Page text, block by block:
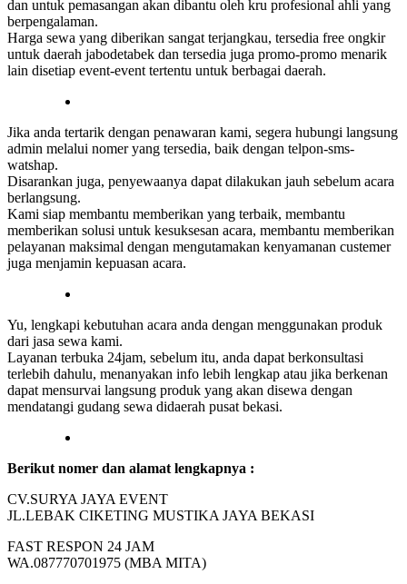
dan untuk pemasangan akan dibantu oleh kru profesional ahli yang
berpengalaman.
Harga sewa yang diberikan sangat terjangkau, tersedia free ongkir
untuk daerah jabodetabek dan tersedia juga promo-promo menarik
lain disetiap event-event tertentu untuk berbagai daerah.
Jika anda tertarik dengan penawaran kami, segera hubungi langsung
admin melalui nomer yang tersedia, baik dengan telpon-sms-
watshap.
Disarankan juga, penyewaanya dapat dilakukan jauh sebelum acara
berlangsung.
Kami siap membantu memberikan yang terbaik, membantu
memberikan solusi untuk kesuksesan acara, membantu memberikan
pelayanan maksimal dengan mengutamakan kenyamanan custemer
juga menjamin kepuasan acara.
Yu, lengkapi kebutuhan acara anda dengan menggunakan produk
dari jasa sewa kami.
Layanan terbuka 24jam, sebelum itu, anda dapat berkonsultasi
terlebih dahulu, menanyakan info lebih lengkap atau jika berkenan
dapat mensurvai langsung produk yang akan disewa dengan
mendatangi gudang sewa didaerah pusat bekasi.
Berikut nomer dan alamat lengkapnya :
CV.SURYA JAYA EVENT
JL.LEBAK CIKETING MUSTIKA JAYA BEKASI
FAST RESPON 24 JAM
WA.087770701975 (MBA MITA)